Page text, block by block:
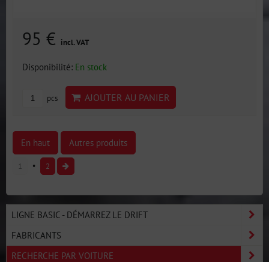
95 € incl. VAT
Disponibilité: En stock
pcs AJOUTER AU PANIER
En haut Autres produits
1 2
LIGNE BASIC - DÉMARREZ LE DRIFT
FABRICANTS
RECHERCHE PAR VOITURE